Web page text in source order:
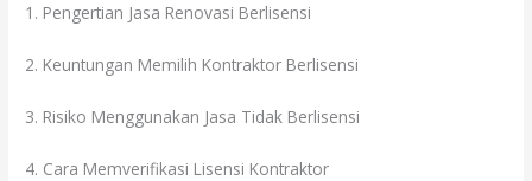
1. Pengertian Jasa Renovasi Berlisensi
2. Keuntungan Memilih Kontraktor Berlisensi
3. Risiko Menggunakan Jasa Tidak Berlisensi
4. Cara Memverifikasi Lisensi Kontraktor